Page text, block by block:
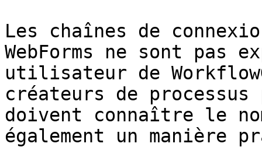
Les chaînes de
WebForms ne sont pas
utilisateur de
créateurs de
doivent connaître le
également un manière